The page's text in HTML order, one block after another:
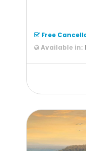
Free
Available in: